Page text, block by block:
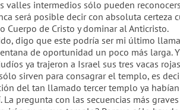
valles intermedios sólo pueden
será posible decir con absoluta certeza
Cuerpo de Cristo y dominar al Anticristo.
o, digo que este podría ser mi último
de oportunidad un poco más larga.
ya trajeron a Israel sus tres vacas
sirven para consagrar el templo, es
del tan llamado tercer templo ya hab
La pregunta con las secuencias más